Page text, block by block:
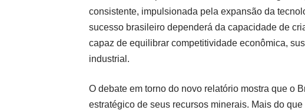
consistente, impulsionada pela expansão da
sucesso brasileiro dependerá da capacidade de
capaz de equilibrar competitividade econômica,
industrial.
O debate em torno do novo relatório mostra que o
estratégico de seus recursos minerais. Mais do